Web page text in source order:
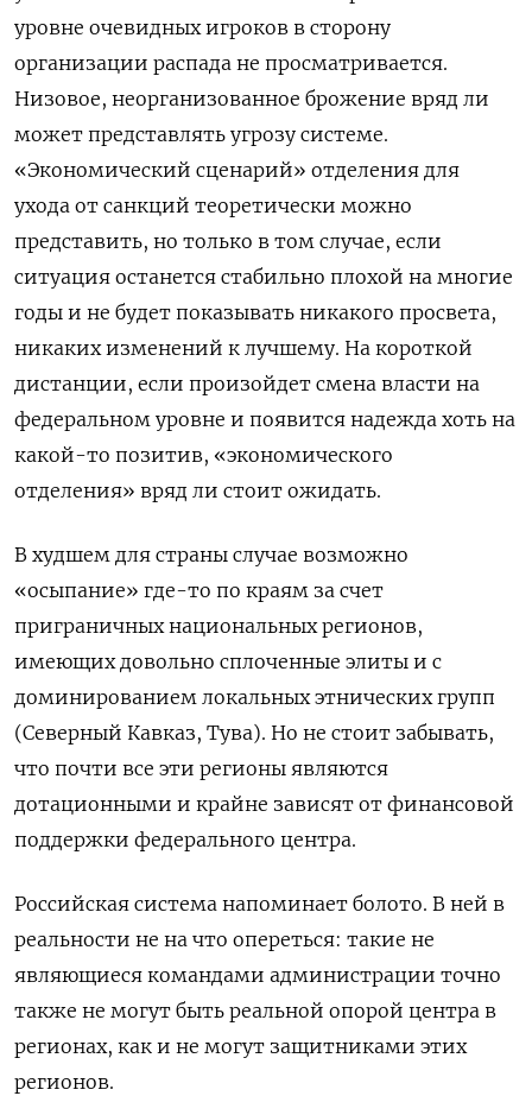
уровне очевидных игроков в сторону
организации распада не просматривается.
Низовое, неорганизованное брожение вряд ли
может представлять угрозу системе.
«Экономический сценарий» отделения для
ухода от санкций теоретически можно
представить, но только в том случае, если
ситуация останется стабильно плохой на многие
годы и не будет показывать никакого просвета,
никаких изменений к лучшему. На короткой
дистанции, если произойдет смена власти на
федеральном уровне и появится надежда хоть на
какой-то позитив, «экономического
отделения» вряд ли стоит ожидать.
В худшем для страны случае возможно
«осыпание» где-то по краям за счет
приграничных национальных регионов,
имеющих довольно сплоченные элиты и с
доминированием локальных этнических групп
(Северный Кавказ, Тува). Но не стоит забывать,
что почти все эти регионы являются
дотационными и крайне зависят от финансовой
поддержки федерального центра.
Российская система напоминает болото. В ней в
реальности не на что опереться: такие не
являющиеся командами администрации точно
также не могут быть реальной опорой центра в
регионах, как и не могут защитниками этих
регионов.